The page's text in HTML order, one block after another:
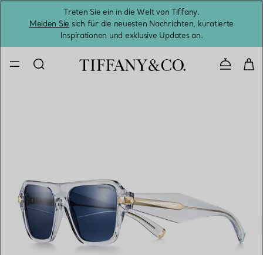
Treten Sie ein in die Welt von Tiffany.
Melden Sie sich für die neuesten Nachrichten, kuratierte
Inspirationen und exklusive Updates an.